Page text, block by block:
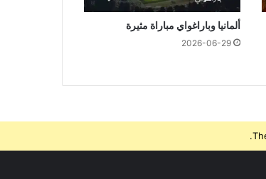
ألمانيا وباراغواي مباراة مثيرة
2026-06-29